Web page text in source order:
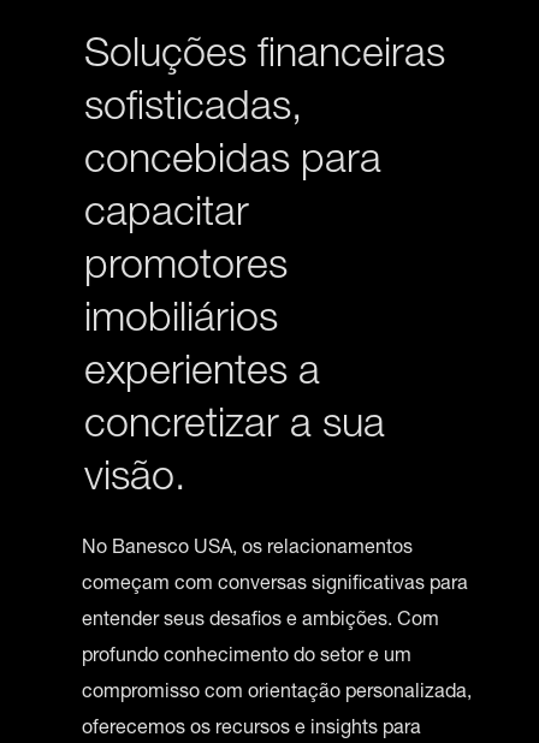
Soluções financeiras
sofisticadas,
concebidas para
capacitar
promotores
imobiliários
experientes a
concretizar a sua
visão.
No Banesco USA, os relacionamentos
começam com conversas significativas para
entender seus desafios e ambições. Com
profundo conhecimento do setor e um
compromisso com orientação personalizada,
oferecemos os recursos e insights para